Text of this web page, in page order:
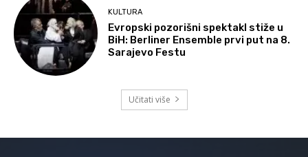
KULTURA
Evropski pozorišni spektakl stiže u
BiH: Berliner Ensemble prvi put na 8.
Sarajevo Festu
Učitati više